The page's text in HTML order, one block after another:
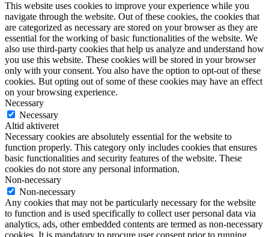
This website uses cookies to improve your experience while you
navigate through the website. Out of these cookies, the cookies that
are categorized as necessary are stored on your browser as they are
essential for the working of basic functionalities of the website. We
also use third-party cookies that help us analyze and understand how
you use this website. These cookies will be stored in your browser
only with your consent. You also have the option to opt-out of these
cookies. But opting out of some of these cookies may have an effect
on your browsing experience.
Necessary
Necessary
Altid aktiveret
Necessary cookies are absolutely essential for the website to
function properly. This category only includes cookies that ensures
basic functionalities and security features of the website. These
cookies do not store any personal information.
Non-necessary
Non-necessary
Any cookies that may not be particularly necessary for the website
to function and is used specifically to collect user personal data via
analytics, ads, other embedded contents are termed as non-necessary